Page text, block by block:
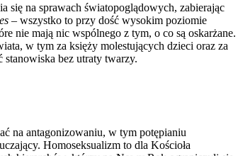
się na sprawach światopoglądowych, zabierając
– wszystko to przy dość wysokim poziomie
nie mają nic wspólnego z tym, o co są oskarżane.
w tym za księży molestujących dzieci oraz za
bez utraty twarzy.
na antagonizowaniu, w tym potępianiu
Homoseksualizm to dla Kościoła